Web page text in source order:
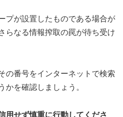
プが設置したものである場合が
らなる情報搾取の罠が待ち受け
の番号をインターネットで検索
かを確認しましょう。
用せず慎重に行動してくださ